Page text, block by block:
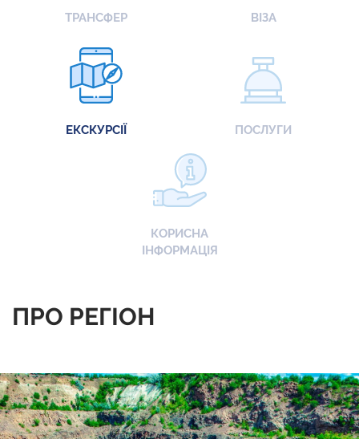
ТРАНСФЕР ВІЗА
ЕКСКУРСІЇ ПОСЛУГИ
КОРИСНА
ІНФОРМАЦІЯ
ПРО РЕГІОН